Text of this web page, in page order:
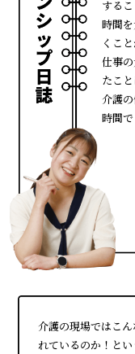
する
時間
くこ
仕事
たこ
介護
時間で
介護の現場ではこ
れているのか！とい